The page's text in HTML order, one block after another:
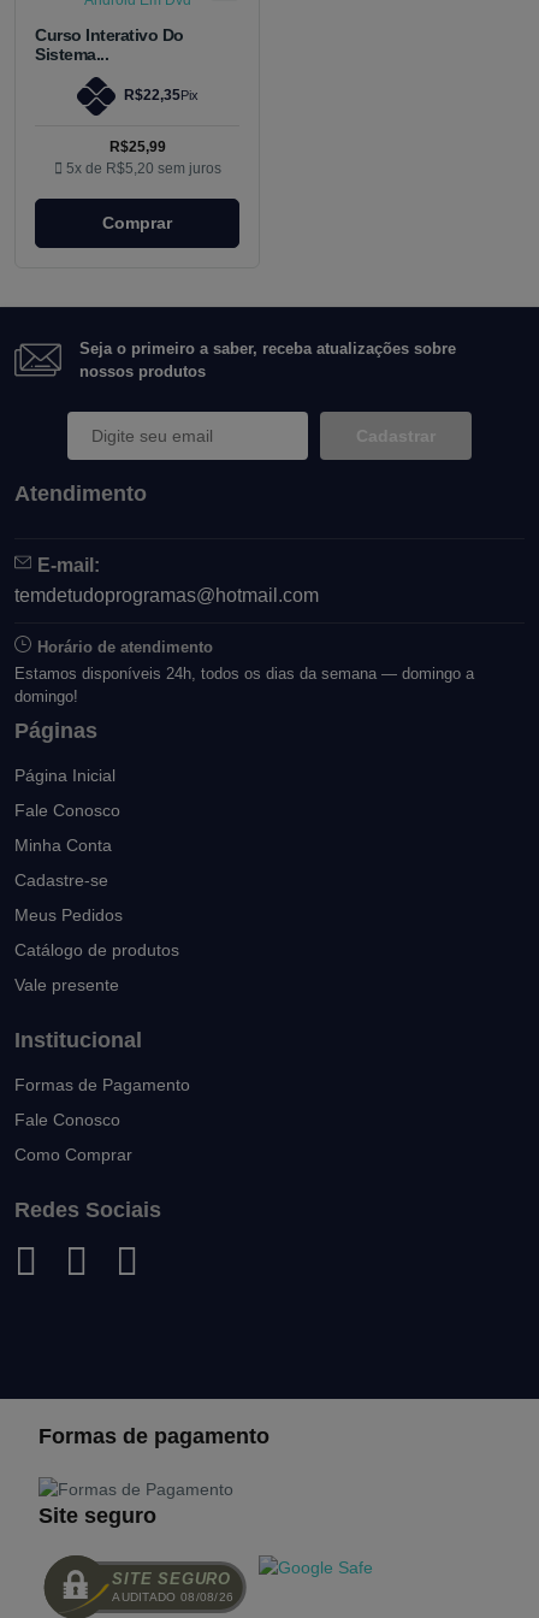
Curso Interativo Do
Sistema...
R$22,35Pix
R$25,99
5x de R$5,20 sem juros
Comprar
Seja o primeiro a saber, receba atualizações sobre
nossos produtos
Cadastrar
Atendimento
E-mail:
temdetudoprogramas@hotmail.com
Horário de atendimento
Estamos disponíveis 24h, todos os dias da semana — domingo a
domingo!
Páginas
Página Inicial
Fale Conosco
Minha Conta
Cadastre-se
Meus Pedidos
Catálogo de produtos
Vale presente
Institucional
Formas de Pagamento
Fale Conosco
Como Comprar
Redes Sociais
Formas de pagamento
Site seguro
SITE SEGURO
AUDITADO 08/08/26